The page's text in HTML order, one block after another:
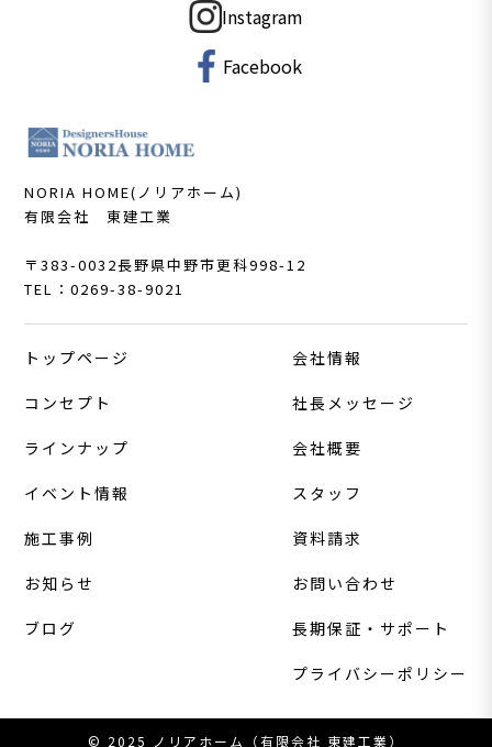
Instagram
Facebook
NORIA HOME(ノリアホーム)
有限会社 東建工業
〒383-0032長野県中野市更科998-12
TEL：0269-38-9021
トップページ
コンセプト
ラインナップ
イベント情報
施工事例
お知らせ
ブログ
会社情報
社長メッセージ
会社概要
スタッフ
資料請求
お問い合わせ
長期保証・サポート
プライバシーポリシー
© 2025 ノリアホーム（有限会社 東建工業）